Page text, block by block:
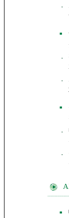
●
■
●
●
■
●
●
■